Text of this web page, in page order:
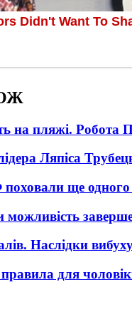
на пляжі. Робота
Ляпіса
ще одного
Наслідки
для